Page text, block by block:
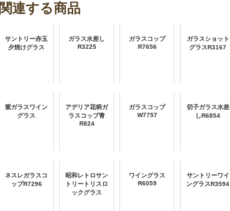
関連する商品
サントリー赤玉
夕焼けグラス
ガラス水差し
R3225
ガラスコップ
R7656
ガラスショット
グラスR3167
紫ガラスワイン
グラス
アデリア花柄ガ
ラスコップ青
R824
ガラスコップ
W7757
切子ガラス水差
しR6854
ネスレガラスコ
ップR7296
昭和レトロサン
トリートリスロ
ックグラス
ワイングラス
R6059
サントリーワイ
ングラスR3594